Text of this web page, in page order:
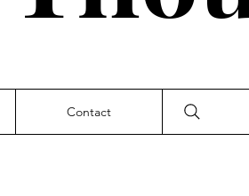
Contact